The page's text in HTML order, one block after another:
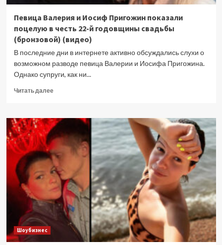
Певица Валерия и Иосиф Пригожин показали
поцелую в честь 22-й годовщины свадьбы
(бронзовой) (видео)
В последние дни в интернете активно обсуждались слухи о
возможном разводе певица Валерии и Иосифа Пригожина.
Однако супруги, как ни...
Читать далееПрочитать
Певица
Валерия
и
Иосиф
Пригожин
показали
поцелую
в
честь
22-
годовщины
свадьбы
(бронзовой)
Шоубизнес